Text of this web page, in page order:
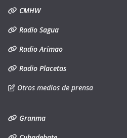
CMHW
Radio Sagua
Radio Arimao
Radio Placetas
Otros medios de prensa
Granma